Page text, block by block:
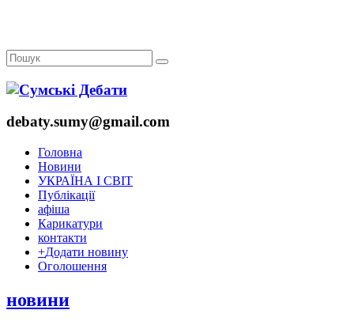
debaty.sumy@gmail.com
Головна
Новини
УКРАЇНА І СВІТ
Публікації
афіша
Карикатури
контакти
+Додати новину
Оголошення
новини